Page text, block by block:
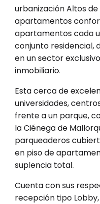
urbanización Altos
apartamentos
apartamentos cada
conjunto residencial,
en un sector
inmobiliario.
Esta cerca de
universidades,
frente a un parque,
la Ciénega de
parqueaderos
en piso de
suplencia total.
Cuenta con sus
recepción tipo